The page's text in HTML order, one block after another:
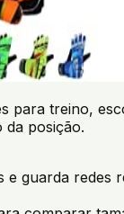
para treino,
da posição.
e guarda redes